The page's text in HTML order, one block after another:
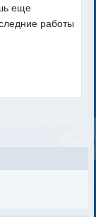
еще
работы